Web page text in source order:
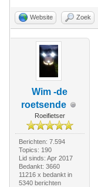
Website Zoek
Wim -de
roetsende
Roeifietser
Berichten: 7.594
Topics: 190
Lid sinds: Apr 2017
Bedankt: 3660
11216 x bedankt in
5340 berichten